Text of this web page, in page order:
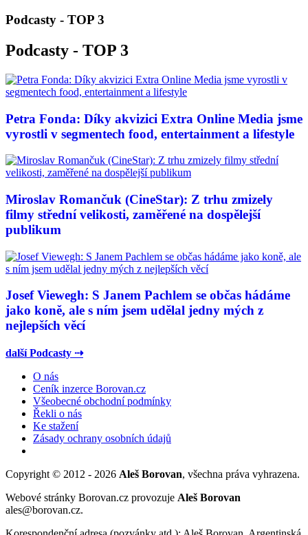
Podcasty - TOP 3
Podcasty - TOP 3
Petra Fonda: Díky akvizici Extra Online Media jsme
vyrostli v segmentech food, entertainment a lifestyle
Miroslav Romančuk (CineStar): Z trhu zmizely
filmy střední velikosti, zaměřené na dospělejší
publikum
Josef Viewegh: S Janem Pachlem se občas hádáme
jako koně, ale s ním jsem udělal jedny mých z
nejlepších věcí
další Podcasty ⇢
O nás
Ceník inzerce Borovan.cz
Všeobecné obchodní podmínky
Řekli o nás
Ke stažení
Zásady ochrany osobních údajů
Copyright © 2012 - 2026 Aleš Borovan, všechna práva vyhrazena.
Webové stránky Borovan.cz provozuje Aleš Borovan
ales@borovan.cz.